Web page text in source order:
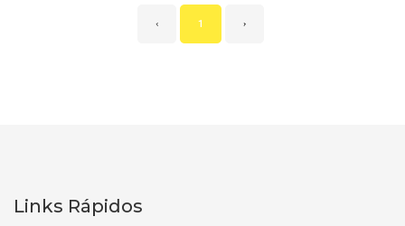
‹ 1 ›
Links Rápidos